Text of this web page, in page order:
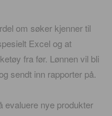
om søker kjenner til
Excel og at
fra før. Lønnen vil bli
sendt inn rapporter på.
evaluere nye produkter